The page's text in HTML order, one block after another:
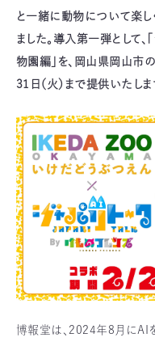
と一緒に動物について楽し
ました。導入第一弾として
物園編」を、岡山県岡山市
31日（火）まで提供いたしま
博報堂は、2024年8月にAI